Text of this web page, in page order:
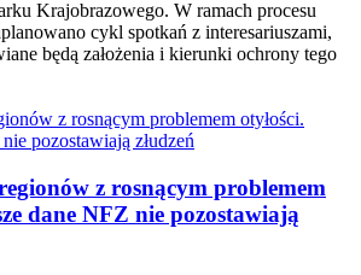
Krajobrazowego. W ramach procesu
cykl spotkań z interesariuszami,
będą założenia i kierunki ochrony tego
z rosnącym problemem
dane NFZ nie pozostawiają